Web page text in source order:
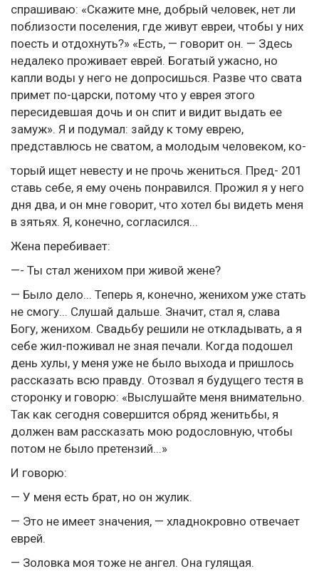
спрашиваю: «Скажите мне, добрый человек, нет ли
поблизости поселения, где живут евреи, чтобы у них
поесть и отдохнуть?» «Есть, — говорит он. — Здесь
недалеко проживает еврей. Богатый ужасно, но
капли воды у него не допросишься. Разве что свата
примет по-царски, потому что у еврея этого
пересидевшая дочь и он спит и видит выдать ее
замуж». Я и подумал: зайду к тому еврею,
представлюсь не сватом, а молодым человеком, ко-
торый ищет невесту и не прочь жениться. Пред- 201
ставь себе, я ему очень понравился. Прожил я у него
дня два, и он мне говорит, что хотел бы видеть меня
в зятьях. Я, конечно, согласился...
Жена перебивает:
—- Ты стал женихом при живой жене?
— Было дело... Теперь я, конечно, женихом уже стать
не смогу... Слушай дальше. Значит, стал я, слава
Богу, женихом. Свадьбу решили не откладывать, а я
себе жил-поживал не зная печали. Когда подошел
день хулы, у меня уже не было выхода и пришлось
рассказать всю правду. Отозвал я будущего тестя в
сторонку и говорю: «Выслушайте меня внимательно.
Так как сегодня совершится обряд женитьбы, я
должен вам рассказать мою родословную, чтобы
потом не было претензий...»
И говорю:
— У меня есть брат, но он жулик.
— Это не имеет значения, — хладнокровно отвечает
еврей.
— Золовка моя тоже не ангел. Она гулящая.